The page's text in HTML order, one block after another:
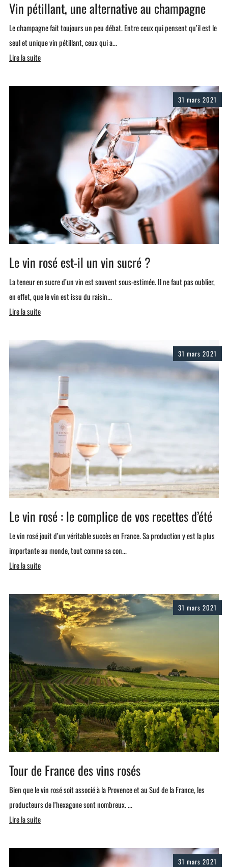
Vin pétillant, une alternative au champagne
Le champagne fait toujours un peu débat. Entre ceux qui pensent qu’il est le
seul et unique vin pétillant, ceux qui a...
Lire la suite
31 mars 2021
Le vin rosé est-il un vin sucré ?
La teneur en sucre d’un vin est souvent sous-estimée. Il ne faut pas oublier,
en effet, que le vin est issu du raisin...
Lire la suite
31 mars 2021
Le vin rosé : le complice de vos recettes d’été
Le vin rosé jouit d’un véritable succès en France. Sa production y est la plus
importante au monde, tout comme sa con...
Lire la suite
31 mars 2021
Tour de France des vins rosés
Bien que le vin rosé soit associé à la Provence et au Sud de la France, les
producteurs de l’hexagone sont nombreux. ...
Lire la suite
31 mars 2021